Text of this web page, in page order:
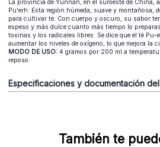
La provincia de Yunnan, en el suroeste de China,
Pu'erh. Esta región húmeda, suave y montañosa,
para cultivar té. Con cuerpo y oscuro, su sabor
espeso y más dulce cuanto más tiempo lo
toxinas y los radicales libres. Se dice que el té
aumentar los niveles de oxígeno, lo que mejora la
MODO DE USO: 4 gramos por 200 ml a
reposo.
Especificaciones y documentación
También te